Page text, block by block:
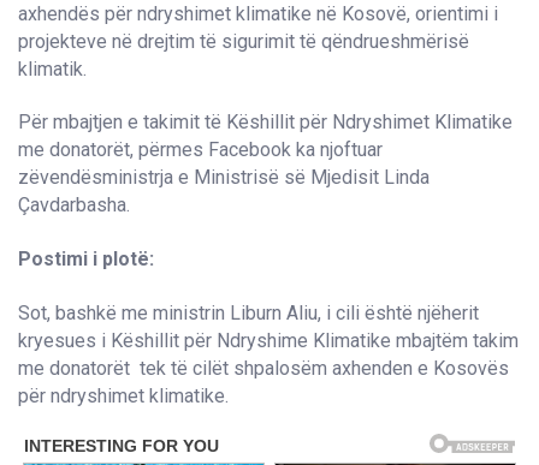
axhendës për ndryshimet klimatike në Kosovë, orientimi i
projekteve në drejtim të sigurimit të qëndrueshmërisë
klimatik.
Për mbajtjen e takimit të Këshillit për Ndryshimet Klimatike
me donatorët, përmes Facebook ka njoftuar
zëvendësministrja e Ministrisë së Mjedisit Linda
Çavdarbasha.
Postimi i plotë:
Sot, bashkë me ministrin Liburn Aliu, i cili është njëherit
kryesues i Këshillit për Ndryshime Klimatike mbajtëm takim
me donatorët tek të cilët shpalosëm axhenden e Kosovës
për ndryshimet klimatike.